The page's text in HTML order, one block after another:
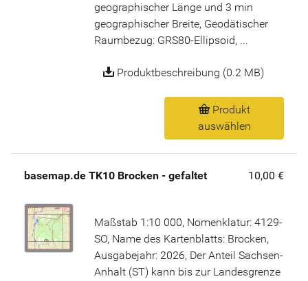
geographischer Länge und 3 min
geographischer Breite, Geodätischer
Raumbezug: GRS80-Ellipsoid, ...
Produktbeschreibung (0.2 MB)
Produkt
auswählen
basemap.de TK10 Brocken - gefaltet 10,00 €
Maßstab 1:10 000, Nomenklatur: 4129-
SO, Name des Kartenblatts: Brocken,
Ausgabejahr: 2026, Der Anteil Sachsen-
Anhalt (ST) kann bis zur Landesgrenze